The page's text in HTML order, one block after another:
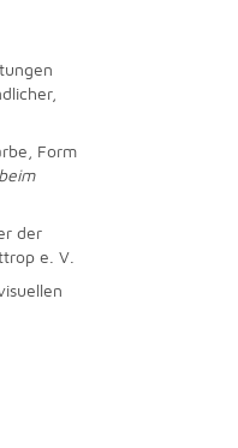
Form
der
e. V.